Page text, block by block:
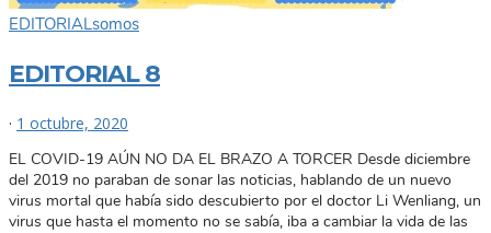
EDITORIALsomos
EDITORIAL 8
· 1 octubre, 2020
EL COVID-19 AÚN NO DA EL BRAZO A TORCER Desde diciembre
del 2019 no paraban de sonar las noticias, hablando de un nuevo
virus mortal que había sido descubierto por el doctor Li Wenliang, un
virus que hasta el momento no se sabía, iba a cambiar la vida de las